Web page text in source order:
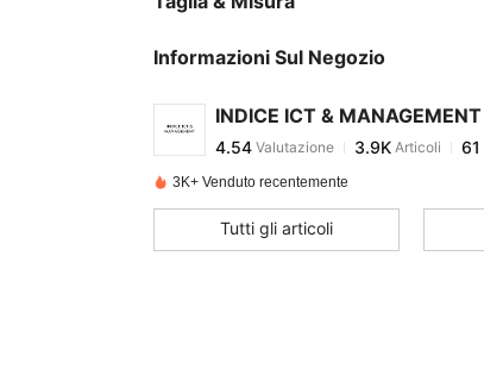
Informazioni Sul Negozio
INDICE ICT & MANAGEMENT
4.54 3.9K
4.54 Valutazione 3.9K Articoli 61
l***ipagato 1 giorno fa
4.54 3.9K 61
3K+ Venduto recentemente
Tutti gli articoli